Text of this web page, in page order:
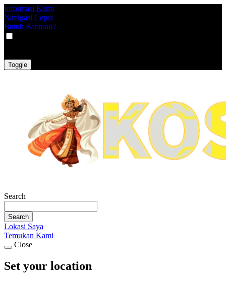
Informasi Kami
Navigasi Cepat
Butuh Bantuan?
Toggle
Search
Search
Lokasi Saya
Temukan Kami
Close
Set your location